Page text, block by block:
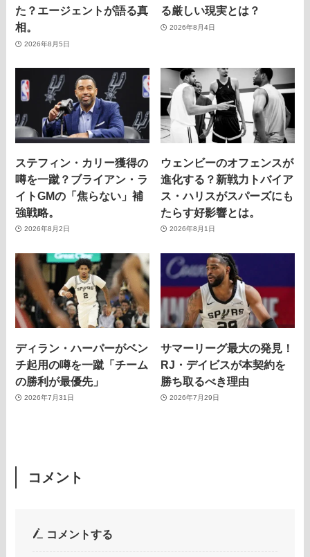
た？エージェントが語る真
相。
2026年8月5日
る厳しい現実とは？
2026年8月4日
ステフィン・カリー獲得の
噂を一蹴？ブライアン・ラ
イトGMの「焦らない」補
強戦略。
2026年8月2日
ウェンビーのオフェンスが
進化する？新戦力トバイア
ス・ハリスがスパーズにも
たらす好影響とは。
2026年8月1日
ディラン・ハーパーがベン
チ起用の噂を一蹴「チーム
の勝利が最優先」
2026年7月31日
サマーリーグ最大の発見！
RJ・デイビスが本契約を
勝ち取るべき理由
2026年7月29日
コメント
コメントする